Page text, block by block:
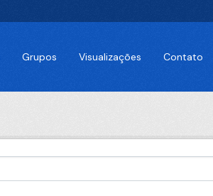
Grupos Visualizações Contato